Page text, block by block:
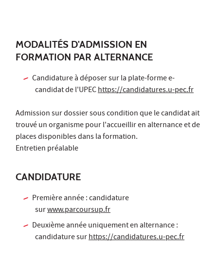
MODALITÉS D'ADMISSION EN
FORMATION PAR ALTERNANCE
Candidature à déposer sur la plate-forme e-
candidat de l'UPEChttps://candidatures.u-pec.fr
Admission sur dossier sous condition que le candidat ait
trouvé un organisme pour l'accueillir en alternance et de
places disponibles dans la formation.
Entretien préalable
CANDIDATURE
Première année : candidature
surwww.parcoursup.fr
Deuxième année uniquement en alternance :
candidature surhttps://candidatures.u-pec.fr